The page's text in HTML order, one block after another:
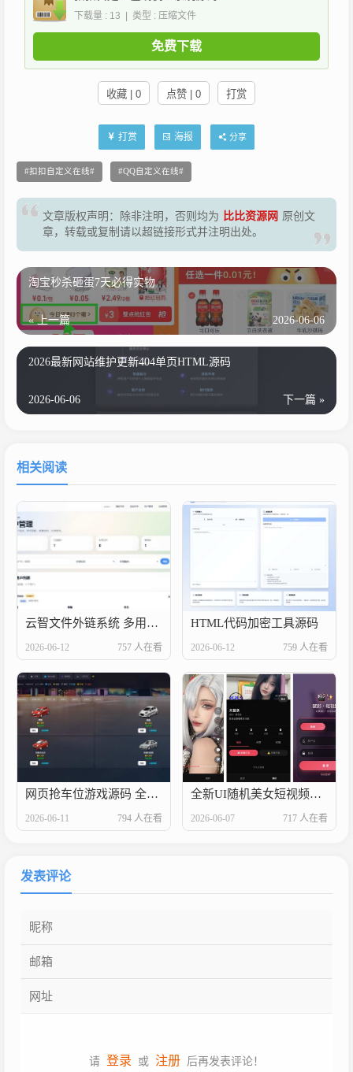
下载量 : 13 | 类型 : 压缩文件
免费下载
收藏 | 0 点赞 | 0 打赏
打赏 海报 分享
扣扣自定义在线 QQ自定义在线
文章版权声明：除非注明，否则均为 比比资源网 原创文
章，转载或复制请以超链接形式并注明出处。
淘宝秒杀砸蛋7天必得实物
« 上一篇 2026-06-06
2026最新网站维护更新404单页HTML源码
下一篇 »
2026-06-06
相关阅读
云智文件外链系统 多用户版本
2026-06-12 757 人在看
HTML代码加密工具源码
2026-06-12 759 人在看
网页抢车位游戏源码 全开源
2026-06-11 794 人在看
全新UI随机美女短视频管理系统源码_带后台运营版
2026-06-07 717 人在看
发表评论
请 登录 或 注册 后再发表评论！